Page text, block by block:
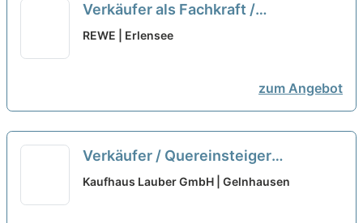
Verkäufer als Fachkraft /
Quereinsteiger Frischetheke
REWE | Erlensee
zum Angebot
Verkäufer / Quereinsteiger
Bedientheke / Metzgerei (m/w/d)
Kaufhaus Lauber GmbH | Gelnhausen